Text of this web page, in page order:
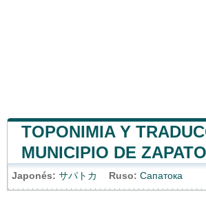
TOPONIMIA Y
MUNICIPIO DE
Japonés: サパトカ Ruso: Сапатока